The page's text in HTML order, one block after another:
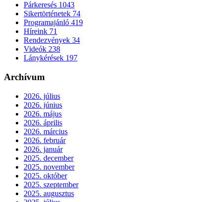
Párkeresés 1043
Sikertörténetek 74
Programajánló 419
Híreink 71
Rendezvények 34
Videók 238
Lánykérések 197
Archívum
2026. július
2026. június
2026. május
2026. április
2026. március
2026. február
2026. január
2025. december
2025. november
2025. október
2025. szeptember
2025. augusztus